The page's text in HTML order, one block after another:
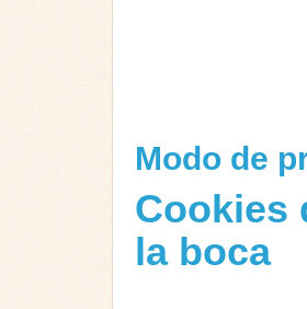
Modo de
Cookies
la boca